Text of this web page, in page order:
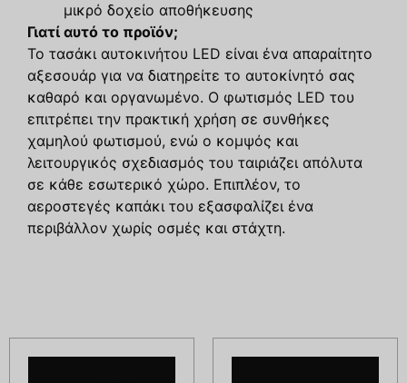
μικρό δοχείο αποθήκευσης
Γιατί αυτό το προϊόν;
Το τασάκι αυτοκινήτου LED είναι ένα απαραίτητο
αξεσουάρ για να διατηρείτε το αυτοκίνητό σας
καθαρό και οργανωμένο. Ο φωτισμός LED του
επιτρέπει την πρακτική χρήση σε συνθήκες
χαμηλού φωτισμού, ενώ ο κομψός και
λειτουργικός σχεδιασμός του ταιριάζει απόλυτα
σε κάθε εσωτερικό χώρο. Επιπλέον, το
αεροστεγές καπάκι του εξασφαλίζει ένα
περιβάλλον χωρίς οσμές και στάχτη.